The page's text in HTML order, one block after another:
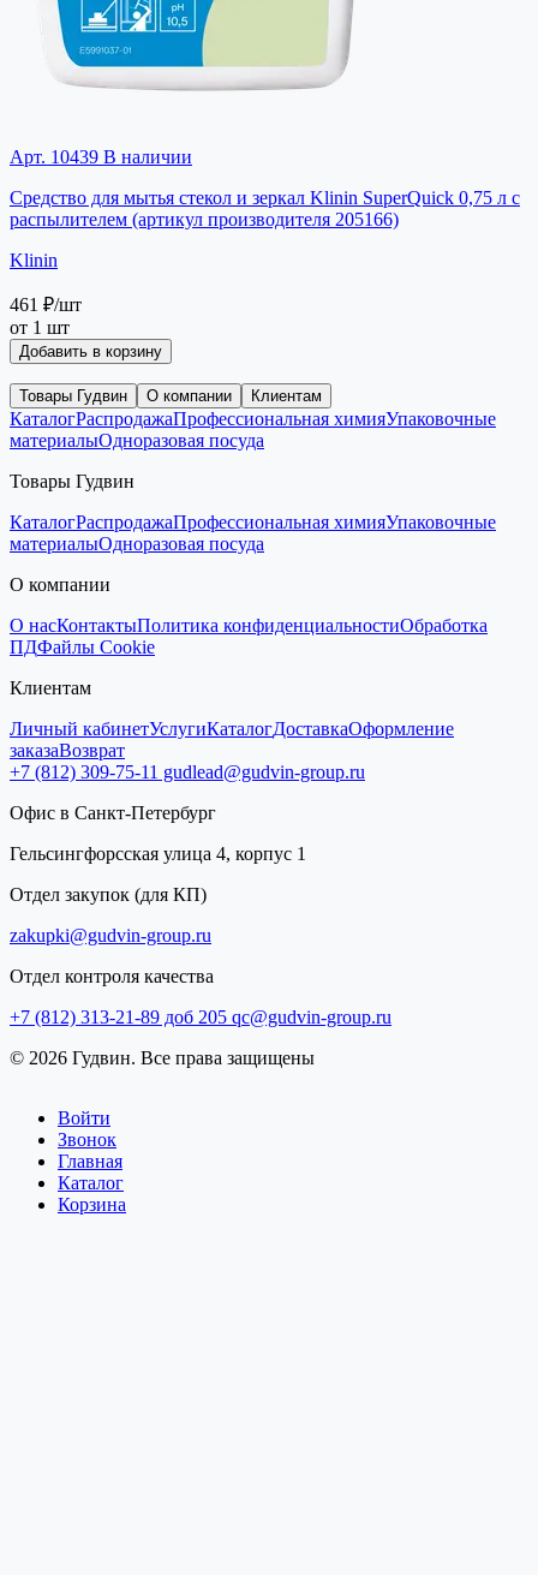
Арт. 10439 В наличии
Средство для мытья стекол и зеркал Klinin SuperQuick 0,75 л с
распылителем (артикул производителя 205166)
Klinin
461 ₽/шт
от 1 шт
Добавить в корзину
Товары Гудвин О компании Клиентам
КаталогРаспродажаПрофессиональная химияУпаковочные
материалыОдноразовая посуда
Товары Гудвин
КаталогРаспродажаПрофессиональная химияУпаковочные
материалыОдноразовая посуда
О компании
О насКонтактыПолитика конфиденциальностиОбработка
ПДФайлы Cookie
Клиентам
Личный кабинетУслугиКаталогДоставкаОформление
заказаВозврат
+7 (812) 309-75-11 gudlead@gudvin-group.ru
Офис в Санкт-Петербург
Гельсингфорсская улица 4, корпус 1
Отдел закупок (для КП)
zakupki@gudvin-group.ru
Отдел контроля качества
+7 (812) 313-21-89 доб 205 qc@gudvin-group.ru
© 2026 Гудвин. Все права защищены
Войти
Звонок
Главная
Каталог
Корзина